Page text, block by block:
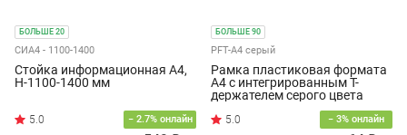
БОЛЬШЕ 20
СИА4 - 1100-1400
Стойка информационная А4,
Н-1100-1400 мм
5.0 − 2.7% онлайн
БОЛЬШЕ 90
PFT-A4 серый
Рамка пластиковая формата
А4 с интегрированным Т-
держателем серого цвета
− 3% онлайн